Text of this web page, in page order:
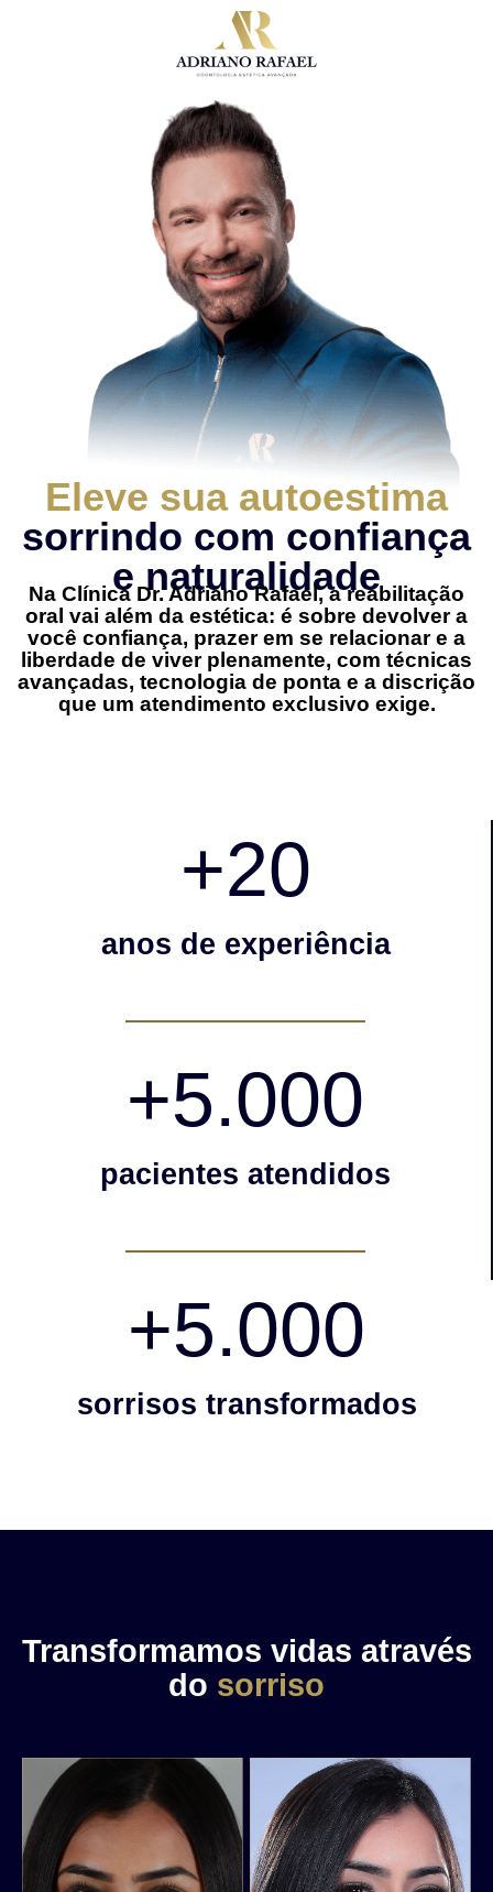
Eleve sua autoestima
sorrindo com confiança
e naturalidade
Na Clínica Dr. Adriano Rafael, a reabilitação
oral vai além da estética: é sobre devolver a
você confiança, prazer em se relacionar e a
liberdade de viver plenamente, com técnicas
avançadas, tecnologia de ponta e a discrição
que um atendimento exclusivo exige.
anos de experiência
+20
pacientes atendidos
+5.000
sorrisos transformados
+5.000
Transformamos vidas através
do sorriso